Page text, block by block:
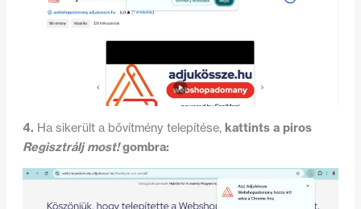
4. Ha sikerült a bővítmény telepítése, kattints a piros
Regisztrálj most!gombra: